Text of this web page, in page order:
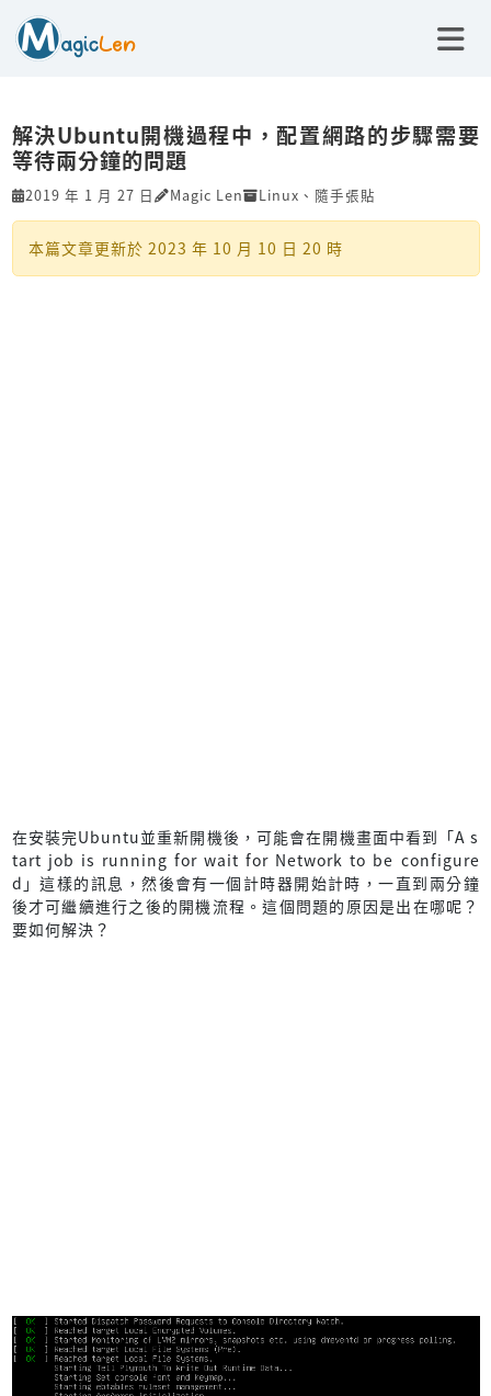
解決Ubuntu開機過程中，配置網路的步驟需要
等待兩分鐘的問題
2019 年 1 月 27 日 Magic Len Linux 、 隨手張貼
本篇文章更新於 2023 年 10 月 10 日 20 時
在安裝完Ubuntu並重新開機後，可能會在開機畫面中看到「A s
tart job is running for wait for Network to be configure
d」這樣的訊息，然後會有一個計時器開始計時，一直到兩分鐘
後才可繼續進行之後的開機流程。這個問題的原因是出在哪呢？
要如何解決？